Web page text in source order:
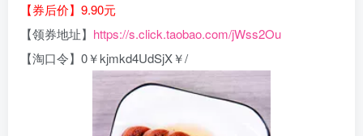
【券后价】9.90元
【领券地址】 https://s.click.taobao.com/jWss2Ou
【淘口令】0￥kjmkd4UdSjX￥/